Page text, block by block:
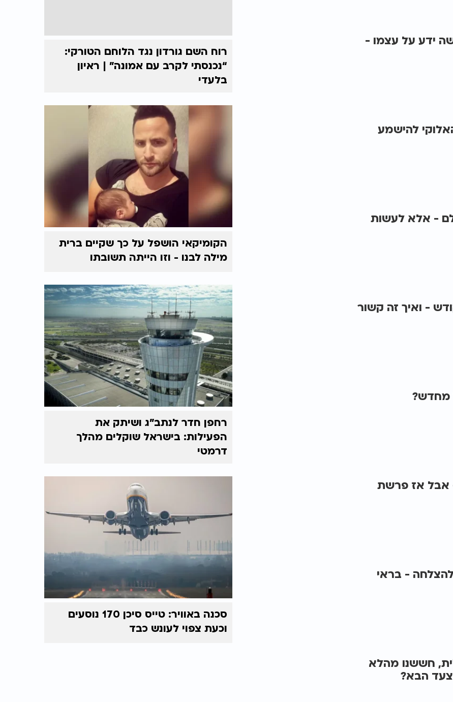
ידע על עצמו -
להישמע
- אלא לעשות
- ואיך זה קשור
מחדש?
אבל אז פרשת
להצלחה - בראי
חששנו מהלא
הבא?
רוח השם גורדון נגד הלוחם הטורקי:
“נכנסתי לקרב עם אמונה” | ראיון
בלעדי
הקומיקאי הושפל על כך שקיים ברית
מילה לבנו - וזו הייתה תשובתו
רחפן חדר לנתב"ג ושיתק את
הפעילות: בישראל שוקלים מהלך
דרמטי
סכנה באוויר: טייס סיכן 170 נוסעים
וכעת צפוי לעונש כבד